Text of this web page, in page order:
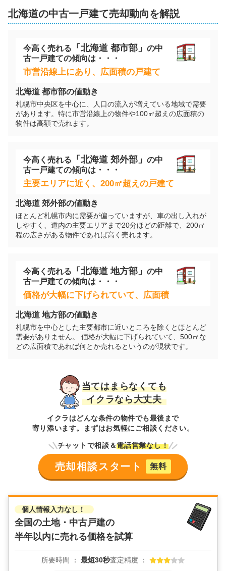
北海道の中古一戸建て売却動向を解説
今高く売れる 「 北海道 都市部」 の中
古一戸建ての傾向は・・・
市営沿線上にあり、広面積の戸建て
北海道 都市部の値動き
札幌市中央区を中心に、人口の流入が増えている地域で需要
があります。特に市営沿線上の物件や100㎡超えの広面積の
物件は高額で売れます。
今高く売れる 「 北海道 郊外部」 の中
古一戸建ての傾向は・・・
主要エリアに近く、200㎡超えの戸建て
北海道 郊外部の値動き
ほとんど札幌市内に需要が偏っていますが、車の出し入れが
しやすく、道内の主要エリアまで20分ほどの距離で、200㎡
程の広さがある物件であれば高く売れます。
今高く売れる 「 北海道地方部」 の中
古一戸建ての傾向は・・・
価格が大幅に下げられていて、広面積
北海道 地方部の値動き
札幌市を中心とした主要都市に近いところを除くとほとんど
需要がありません。 価格が大幅に下げられていて、500㎡な
どの広面積であれば何とか売れるというのが現状です。
当てはまらなくても
イクラなら大丈夫
イクラはどんな条件の物件でも最後まで
寄り添います。まずはお気軽にご相談ください。
チャットで相談＆電話営業なし！
売却相談スタート 無料
個人情報入力なし！
全国の土地・中古戸建の
半年以内に売れる価格を試算
所要時間 最短30秒査定精度